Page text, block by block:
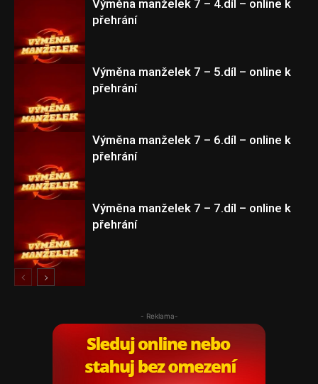
Výměna manželek 7
Výměna manželek 7
Výměna manželek 7 – 4.díl – online k
přehrání
Výměna manželek 7
Výměna manželek 7 – 5.díl – online k
přehrání
Výměna manželek 7
Výměna manželek 7 – 6.díl – online k
přehrání
Výměna manželek 7 – 7.díl – online k
přehrání
- Reklama-